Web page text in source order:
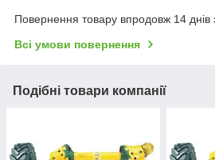
Повернення товару впродовж 14 днів
Всі умови повернення
Подібні товари компанії